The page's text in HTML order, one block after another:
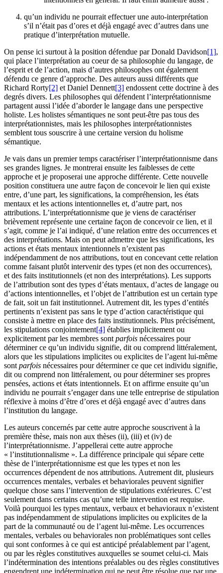
qu’un individu ne pourrait effectuer une auto-interprétation
s’il n’était pas d’ores et déjà engagé avec d’autres dans une
pratique d’interprétation mutuelle.
On pense ici surtout à la position défendue par Donald Davidson[1],
qui place l’interprétation au coeur de sa philosophie du langage, de
l’esprit et de l’action, mais d’autres philosophes ont également
défendu ce genre d’approche. Des auteurs aussi différents que
Richard Rorty[2] et Daniel Dennett[3] endossent cette doctrine à des
degrés divers. Les philosophes qui défendent l’interprétationnisme
partagent aussi l’idée d’aborder le langage dans une perspective
holiste. Les holistes sémantiques ne sont peut-être pas tous des
interprétationnistes, mais les philosophes interprétationnistes
semblent tous souscrire à une certaine version du holisme
sémantique.
Je vais dans un premier temps caractériser l’interprétationnisme dans
ses grandes lignes. Je montrerai ensuite les faiblesses de cette
approche et je proposerai une approche différente. Cette nouvelle
position constituera une autre façon de concevoir le lien qui existe
entre, d’une part, les significations, la compréhension, les états
mentaux et les actions intentionnelles et, d’autre part, nos
attributions. L’interprétationnisme que je viens de caractériser
brièvement représente une certaine façon de concevoir ce lien, et il
s’agit, comme je l’ai indiqué, d’une relation entre des occurrences et
des interprétations. Mais on peut admettre que les significations, les
actions et états mentaux intentionnels n’existent pas
indépendamment de nos attributions, tout en concevant cette relation
comme faisant plutôt intervenir des types (et non des occurrences),
et des faits institutionnels (et non des interprétations). Les supports
de l’attribution sont des types d’états mentaux, d’actes de langage ou
d’actions intentionnelles, et l’objet de l’attribution est un certain type
de fait, soit un fait institutionnel. Autrement dit, les types d’entités
pertinents n’existent pas sans le type d’action caractéristique qui
consiste à mettre en place des faits institutionnels. Plus précisément,
les stipulations conjointement[4] établies implicitement ou
explicitement par les membres sontparfois nécessaires pour
déterminer ce qu’un individu signifie, dit ou comprend littéralement,
alors que les stipulations implicites ou explicites de l’agent lui-même
sontparfois nécessaires pour déterminer ce que cet individu signifie,
dit ou comprend non littéralement, ou pour déterminer ses propres
pensées, actions et états intentionnels. Et on affirme ensuite qu’un
individu ne pourrait s’engager dans une telle entreprise de stipulation
réflexive à moins d’être d’ores et déjà engagé avec d’autres dans
l’institution du langage.
Les auteurs concernés par cette autre approche souscrivent à la
première thèse, mais non aux thèses (ii), (iii) et (iv) de
l’interprétationnisme. J’appellerai cette autre approche
« l’institutionnalisme ». La différence principale qui sépare cette
thèse de l’interprétationnisme est que les types et non les
occurrences dépendent de nos attributions. Autrement dit, plusieurs
occurrences mentales, verbales et behaviorales peuvent signifier
quelque chose sans l’intervention de stipulations extérieures. C’est
seulement dans certains cas qu’une telle intervention est requise.
Voilà pourquoi les types mentaux, verbaux et behavioraux n’existent
pas indépendamment de stipulations implicites ou explicites de la
part de la communauté ou de l’agent lui-même. Les occurrences
mentales, verbales ou behaviorales non problématiques sont celles
qui sont conformes à ce qui est anticipé préalablement par l’agent,
ou par les règles constitutives auxquelles se soumet celui-ci. Mais
l’indétermination des intentions préalables ou des règles constitutives